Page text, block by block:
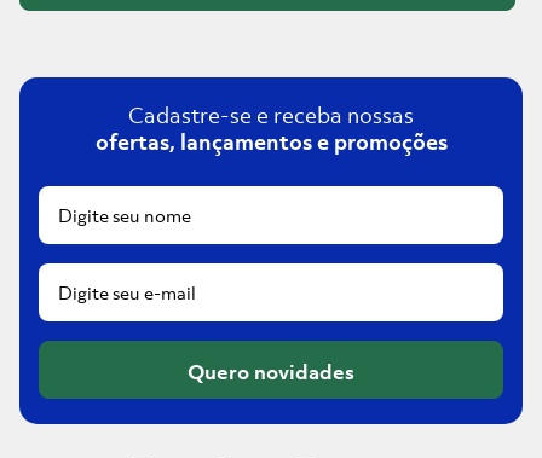
Cadastre-se e receba nossas
ofertas, lançamentos e promoções
Quero novidades